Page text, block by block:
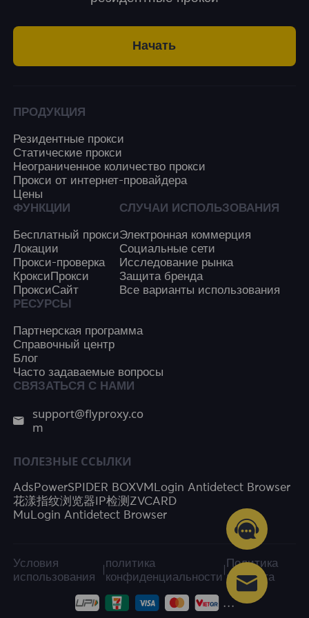
Начать
ПРОДУКЦИЯ
Резидентные прокси
Статические прокси
Неограниченное количество прокси
Прокси от интернет-провайдера
Цены
ФУНКЦИИ
Бесплатный прокси
Локации
Прокси-проверка
КроксиПрокси
ПроксиСайт
СЛУЧАИ ИСПОЛЬЗОВАНИЯ
Электронная коммерция
Социальные сети
Исследование рынка
Защита бренда
Все варианты использования
РЕСУРСЫ
Партнерская программа
Справочный центр
Блог
Часто задаваемые вопросы
СВЯЗАТЬСЯ С НАМИ
support@flyproxy.co
m
ПОЛЕЗНЫЕ ССЫЛКИ
AdsPowerSPIDER BOXVMLogin Antidetect Browser
花漾指纹浏览器 IP检测 ZVCARD
MuLogin Antidetect Browser
Условия
использования
политика
конфиденциальности
Политика
возврата